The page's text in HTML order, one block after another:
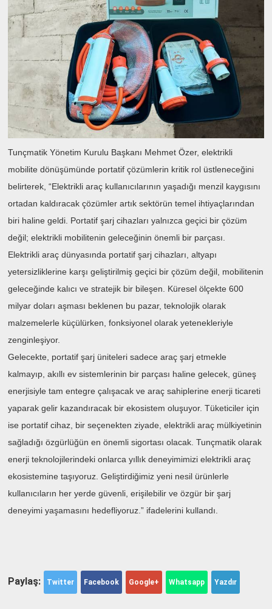
Tunçmatik Yönetim Kurulu Başkanı Mehmet Özer, elektrikli
mobilite dönüşümünde portatif çözümlerin kritik rol üstleneceğini
belirterek,“Elektrikli araç kullanıcılarının yaşadığı menzil kaygısını
ortadan kaldıracak çözümler artık sektörün temel ihtiyaçlarından
biri haline geldi. Portatif şarj cihazları yalnızca geçici bir çözüm
değil; elektrikli mobilitenin geleceğinin önemli bir parçası.
Elektrikli araç dünyasında portatif şarj cihazları, altyapı
yetersizliklerine karşı geliştirilmiş geçici bir çözüm değil, mobilitenin
geleceğinde kalıcı ve stratejik bir bileşen. Küresel ölçekte 600
milyar doları aşması beklenen bu pazar, teknolojik olarak
malzemelerle küçülürken, fonksiyonel olarak yetenekleriyle
zenginleşiyor.
Gelecekte, portatif şarj üniteleri sadece araç şarj etmekle
kalmayıp, akıllı ev sistemlerinin bir parçası haline gelecek, güneş
enerjisiyle tam entegre çalışacak ve araç sahiplerine enerji ticareti
yaparak gelir kazandıracak bir ekosistem oluşuyor. Tüketiciler için
ise portatif cihaz, bir seçenekten ziyade, elektrikli araç mülkiyetinin
sağladığı özgürlüğün en önemli sigortası olacak. Tunçmatik olarak
enerji teknolojilerindeki onlarca yıllık deneyimimizi elektrikli araç
ekosistemine taşıyoruz. Geliştirdiğimiz yeni nesil ürünlerle
kullanıcıların her yerde güvenli, erişilebilir ve özgür bir şarj
deneyimi yaşamasını hedefliyoruz.” ifadelerini kullandı.
Paylaş: Twitter Facebook Google+ Whatsapp Yazdır